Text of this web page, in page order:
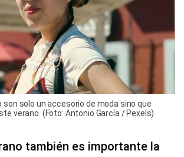
son solo un accesorio de moda sino que
verano. (Foto: Antonio García / Pexels)
también es importante la